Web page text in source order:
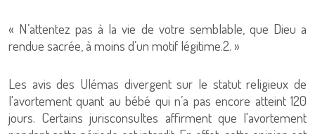
« N’attentez pas à la vie de votre semblable, que Dieu a
rendue sacrée, à moins d’un motif légitime.2. »
Les avis des Ulémas divergent sur le statut religieux de
l'avortement quant au bébé qui n’a pas encore atteint 120
jours. Certains jurisconsultes affirment que l'avortement